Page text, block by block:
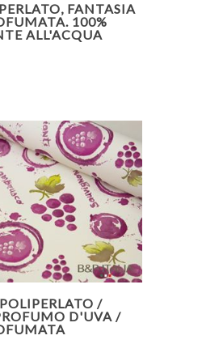
FANTASIA
100%
ALL'ACQUA
/
D'UVA /